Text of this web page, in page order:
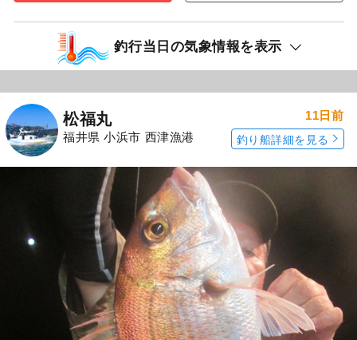
釣行当日の気象情報を表示
松福丸
福井県 小浜市 西津漁港
11日前
釣り船詳細を見る